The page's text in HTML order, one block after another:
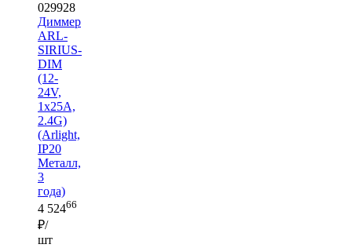
029928
Диммер
ARL-
SIRIUS-
DIM
(12-
24V,
1x25A,
2.4G)
(Arlight,
IP20
Металл,
3
года)
4 52466
₽/
шт